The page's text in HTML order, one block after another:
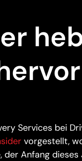
Services bei
vorgestellt,
Anfang dieses